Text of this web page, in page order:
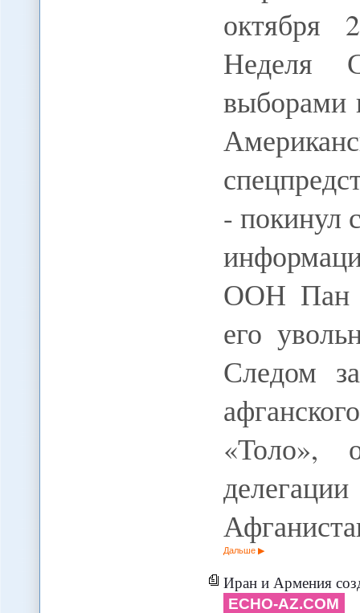
октября
Неделя
выборами
- покинул
ООН Пан
его
Следом
«Толо»,
Дальше
Иран и Армения
ECHO-AZ.COM